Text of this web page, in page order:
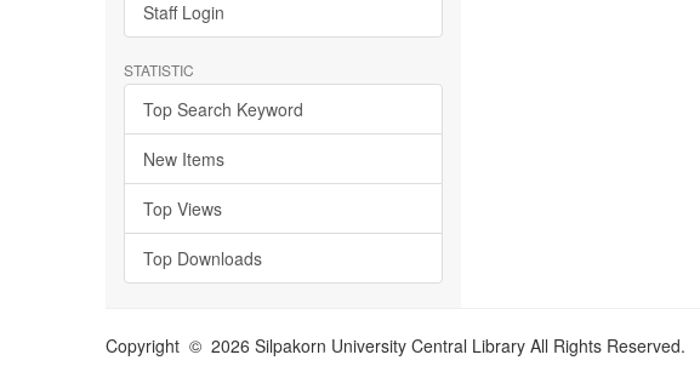
Staff Login
STATISTIC
Top Search Keyword
New Items
Top Views
Top Downloads
Copyright © 2026 Silpakorn University Central Library All Rights Reserved.